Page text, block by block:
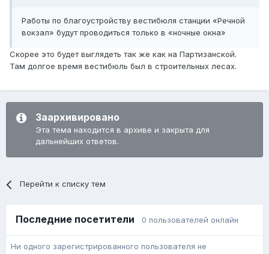
Работы по благоустройству вестибюля станции «Речной
вокзал» будут проводиться только в «ночные окна»
Скорее это будет выглядеть так же как на Партизанской.
Там долгое время вестибюль был в строительных лесах.
Заархивировано
Эта тема находится в архиве и закрыта для
дальнейших ответов.
Перейти к списку тем
Последние посетители 0 пользователей онлайн
Ни одного зарегистрированного пользователя не